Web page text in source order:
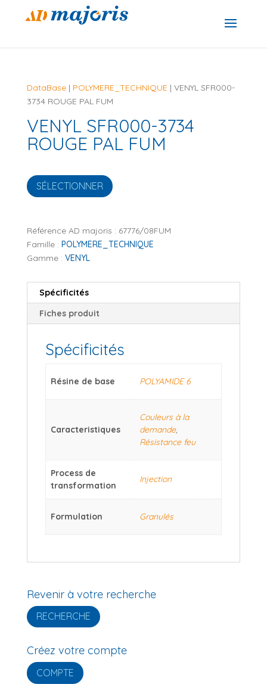
DataBase| POLYMERE_TECHNIQUE | VENYL SFR000-
3734 ROUGE PAL FUM
VENYL SFR000-3734
ROUGE PAL FUM
SÉLECTIONNER
Référence AD majoris : 67776/08FUM
Famille : POLYMERE_TECHNIQUE
Gamme : VENYL
Spécificités
Fiches produit
Spécificités
Résine de base POLYAMIDE 6
Caracteristiques
Couleurs à la
demande,
Résistance feu
Process de
transformation
Injection
Formulation Granulés
Revenir à votre recherche
RECHERCHE
Créez votre compte
COMPTE